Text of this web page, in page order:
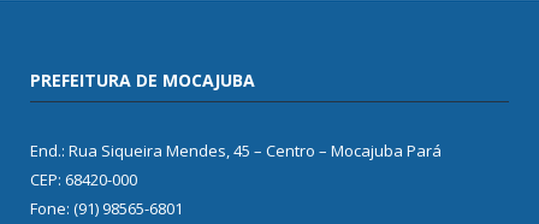
PREFEITURA DE MOCAJUBA
End.: Rua Siqueira Mendes, 45 – Centro – Mocajuba Pará
CEP: 68420-000
Fone: (91) 98565-6801